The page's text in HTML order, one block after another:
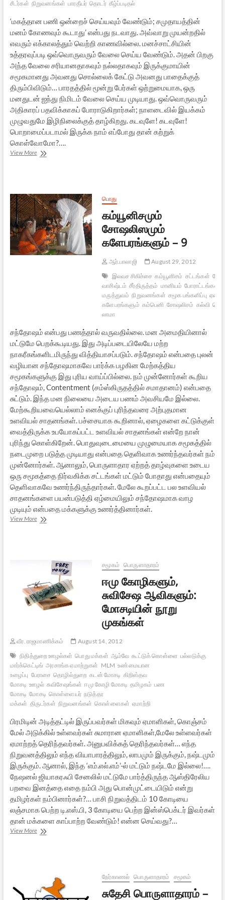
சீடர்கள் நிறுவனங்கள் பாரதீயர் தொடர் கீழ்ப்படிதல்
‘மகத்தான பணி ஒன்றைச் செய்யவும் வேண்டும்; சமுதாயத்தின்
மனம் கோணவும் கூடாது’ என்பது நடவாது. அவ்வாறு முயன்றதில்
எவரும் எக்காலத்தும் வெற்றி காணவில்லை. மனச்சாட்சியின்
உத்தரவுப்படி ஒவ்வொருவரும் வேலை செய்ய வேண்டும். அதன் பிறகு
அந்த வேலை சரியானதாகவும் நல்லதாகவும் இருக்குமாயின்
சமூகமானது அவனது சொல்லைக் கேட்டு அவனது பாதைக்குத்
திரும்பிவிடும்… பாரதத்தில் மூன்று பேர்கள் ஒற்றுமையாக, ஒரு
மனதுடன் ஐந்து நிமிடம் வேலை செய்ய முடியாது. ஒவ்வொருவரும்
அதிகாரப் பதவிக்காகப் போராடுகிறார்கள்; நாளடைவில் இயக்கம்
முழுவதுமே இழிநிலைக்குத் தாழ்கிறது. கடவுளே! கடவுளே!
பொறாமைப்படாமல் இருக்க நாம் எப்போது தான் கற்றுக்
கொள்வோமோ?….
View Moreஎழுமின்
பொது
கம்யூனிசமும்
சோஷலிஸமும்
களேபரங்களும் – 9
ஆர்.பாலாஜி
August 29, 2012
இலவச சிகிச்சை கம்யூனிசம் சட்டங்கள்
வாசிஷ்டம் சீர்திருத்தம் மானியம் போராட்டங்கள்
மருத்துவம் நிறுவனங்கள் சமூக பங்களிப்பு
களேபரங்களும் கம்பெனி சோஷலிசம் கல்வி
லாமா
சந்தோஷம் என்பது பணத்தால் வருவதில்லை. மன அமைதியினால்
மட்டுமே பெறக்கூடியது. இது அடிப்படையிலேயே மற்ற
நாகரீகங்களிடமிருந்து வித்தியாசப்படும். சந்தோஷம் என்பதை புலன்
வழியான சந்தோஷமாகவே பார்க்க பழகின மேற்கத்திய
சமூகங்களுக்கு இது புரிய வாய்ப்பில்லை. நம் முன்னோர்கள் கூறிய
சந்தோஷம், Contentment (சம்ஸ்கிருதத்தில் சமாதானம்) என்பதை
சுட்டும். இந்த மன நிலையை அடைய பணம் அவசியமே இல்லை.
மேற்கூறியவையெல்லாம் எனக்குப் புரிந்தவரை அற்புதமான
உளவியல் சாதனங்கள். பச்சையாக கூறினால், ஏழைகளை கட்டுக்குள்
வைத்திருக்க உபயோகப்பட்ட உளவியல் சாதனங்கள் என்றே நான்
புரிந்து கொள்கிறேன். பொதுவுடைமையை முழுமையாக சமூகத்தில்
நடைமுறை படுத்த முடியாது என்பதை தெளிவாக உணர்ந்தவர்கள் நம்
முன்னோர்கள். ஆனாலும், பொருளாதார ஏற்றத் தாழ்வுகளை உடைய
ஒரு சமூகத்தை நிர்வகிக்க சட்டங்கள் மட்டும் போதாது என்பதையும்
தெளிவாகவே உணர்ந்திருந்தார்கள். மேலே கூறப்பட்ட பல உளவியல்
சாதனங்களை பயன்படுத்தி ஏழ்மையிலும் சந்தோஷமாக வாழ
முடியும் என்பதை மக்களுக்கு உணர்த்தினார்கள்.
View Moreகம்யூனிசமும்
சமூகம்
பொருளாதாரம்
ஈமு கோழிகளும்,
சுவிசேஷ ஆவிகளும்:
மோசடியின் நூறு
முகங்கள்
வீர. ராஜமாணிக்கம்
August 14, 2012
நிதித்துறை ஊழல்கள் பொது மக்கள் ஆம்வே கூட்டுக் கொள்ளை பல்லடுக்கு
மார்க்கெட்டிங் அரசாங்க ஏமாற்றுகள் MLM உண்மையான
உழைப்பு பேராசை தொழில்துறை கடன் மோசடி கிறிஸ்தவ
மோசடி ஊழல் சுவிசேஷங்கள் ஈமு கோழி மோசடி தமிழகம் பண
மோசடி மோசடி கொள்ளையர் நடுத்தர
மக்கள் திருடர்கள் நிறுவனங்கள் கொள்ளைகள் ஏமாற்றி
பிரமிடின் அடித்தட்டில் இருப்பவர்கள் மிகவும் ஏமாளிகள், கொஞ்சம்
மேல் அடுக்கில் உள்ளவர்கள் சுமாரான ஏமாளிகள்,மேலே உள்ளவர்கள்
ஏமாற்றத் தெரிந்தவர்கள். அனுபவிக்கத் தெரிந்தவர்கள்… எந்த
நிறுவனத்திலும் எந்த வியாபாரத்திலும், லாபமும் இருக்கும், நஷ்டமும்
இருக்கும். ஆனால், இந்த ‘எம்.எல்.எம்’-ல் மட்டும் நஷ்டமே இல்லை!….
நேஷனல் ஜியாகரஃபி சேனலில் மட்டுமே பார்த்திருந்த ஆஸ்திரேலிய
பறவை இனத்தை எதை நம்பி அது பொன்முட்டையிடும் என்று
தமிழர்கள் நம்பினார்கள்?… பாசி நிறுவத்திடம் 10 கோடியை
லஞ்சமாக பெற்ற டி.எஸ்.பி, 3 கோடியை பெற்ற இன்ஸ்பெக்டர் இவர்கள்
தான் மக்களை காப்பாற்ற வேண்டும்! என்ன செய்வது?…
View Moreஈமு
முகங்கள்
நேர்காணல் பொருளாதாரம் சமூகம்
சுதேசி பொருளாதாரம் –